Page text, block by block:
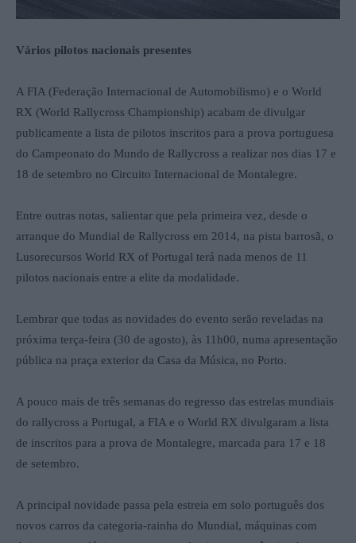
Vários pilotos nacionais presentes
A FIA (Federação Internacional de Automobilismo) e o World
RX (World Rallycross Championship) acabam de divulgar
publicamente a lista de pilotos inscritos para a prova portuguesa
do Campeonato do Mundo de Rallycross a realizar nos dias 17 e
18 de setembro no Circuito Internacional de Montalegre.
Entre outras notas, salientar que pela primeira vez, desde o
arranque do Mundial de Rallycross em 2014, na pista barrosã, o
Lusorecursos World RX of Portugal terá nada menos de 11
pilotos nacionais entre a elite da modalidade.
Lembrar que todas as novidades do evento serão reveladas na
próxima terça-feira (30 de agosto), às 11h00, numa apresentação
pública na praça exterior da Casa da Música, no Porto.
A pouco mais de três semanas do regresso das estrelas mundiais
do rallycross a Portugal, a FIA e o World RX divulgaram a lista
de inscritos para a prova de Montalegre, marcada para 17 e 18
de setembro.
A principal novidade passa pela estreia em solo português dos
novos carros da categoria-rainha do Mundial, máquinas com